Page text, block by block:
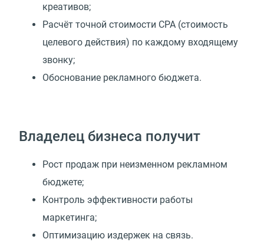
креативов;
Расчёт точной стоимости CPA (стоимость
целевого действия) по каждому входящему
звонку;
Обоснование рекламного бюджета.
Владелец бизнеса получит
Рост продаж при неизменном рекламном
бюджете;
Контроль эффективности работы
маркетинга;
Оптимизацию издержек на связь.